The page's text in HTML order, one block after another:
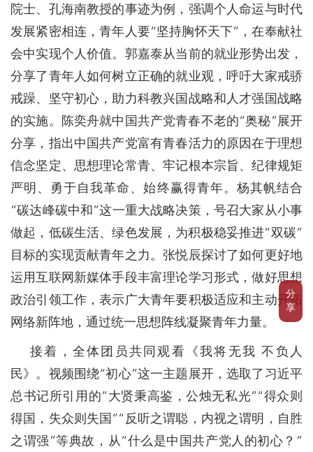
分
享
院士、孔海南教授的事迹为例，强调个人命运与时代
发展紧密相连，青年人要“坚持胸怀天下”，在奉献社
会中实现个人价值。郭嘉泰从当前的就业形势出发，
分享了青年人如何树立正确的就业观，呼吁大家戒骄
戒躁、坚守初心，助力科教兴国战略和人才强国战略
的实施。陈奕舟就中国共产党青春不老的“奥秘”展开
分享，指出中国共产党富有青春活力的原因在于理想
信念坚定、思想理论常青、牢记根本宗旨、纪律规矩
严明、勇于自我革命、始终赢得青年。杨其帆结合
“碳达峰碳中和”这一重大战略决策，号召大家从小事
做起，低碳生活、绿色发展，为积极稳妥推进“双碳”
目标的实现贡献青年之力。张悦辰探讨了如何更好地
运用互联网新媒体手段丰富理论学习形式，做好思想
政治引领工作，表示广大青年要积极适应和主动开拓
网络新阵地，通过统一思想阵线凝聚青年力量。
接着，全体团员共同观看《我将无我 不负人
民》。视频围绕“初心”这一主题展开，选取了习近平
总书记所引用的“大贤秉高鉴，公烛无私光”“得众则
得国，失众则失国”“反听之谓聪，内视之谓明，自胜
之谓强”等典故，从“什么是中国共产党人的初心？”